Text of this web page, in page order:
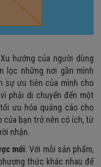
Xu hướng của người dùng
lọc những nơi gần mình
sự ưu tiên của mình cho
phải di chuyển đến một
ưu hóa quảng cáo cho
của bạn trở nên có ích, từ
nhận.
mới: Với mỗi sản phẩm,
thức khác nhau để